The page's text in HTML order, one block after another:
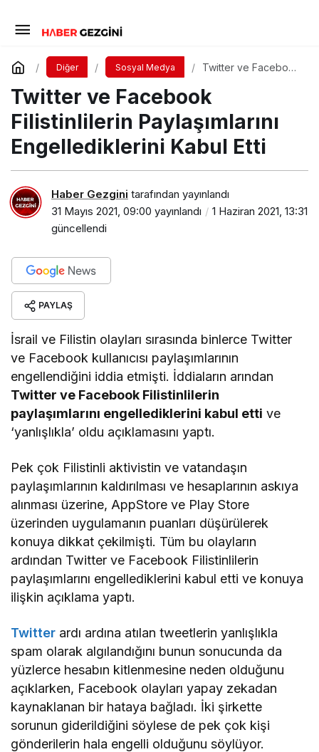
Diğer Sosyal Medya
Twitter ve Facebook
Paylaşımlarını
Engellediklerini
Kabul Etti
Twitter ve Facebook
Filistinlilerin Paylaşımlarını
Engellediklerini Kabul Etti
Haber Gezgini tarafından yayınlandı
31 Mayıs 2021, 09:00 yayınlandı
1 Haziran 2021, 13:31
güncellendi
PAYLAŞ
İsrail ve Filistin olayları sırasında binlerce Twitter
ve Facebook kullanıcısı paylaşımlarının
engellendiğini iddia etmişti. İddiaların arından
Twitter ve Facebook Filistinlilerin
paylaşımlarını engellediklerini kabul etti ve
‘yanlışlıkla’ oldu açıklamasını yaptı.
Pek çok Filistinli aktivistin ve vatandaşın
paylaşımlarının kaldırılması ve hesaplarının askıya
alınması üzerine, AppStore ve Play Store
üzerinden uygulamanın puanları düşürülerek
konuya dikkat çekilmişti. Tüm bu olayların
ardından Twitter ve Facebook Filistinlilerin
paylaşımlarını engellediklerini kabul etti ve konuya
ilişkin açıklama yaptı.
Twitter ardı ardına atılan tweetlerin yanlışlıkla
spam olarak algılandığını bunun sonucunda da
yüzlerce hesabın kitlenmesine neden olduğunu
açıklarken, Facebook olayları yapay zekadan
kaynaklanan bir hataya bağladı. İki şirkette
sorunun giderildiğini söylese de pek çok kişi
gönderilerin hala engelli olduğunu söylüyor.